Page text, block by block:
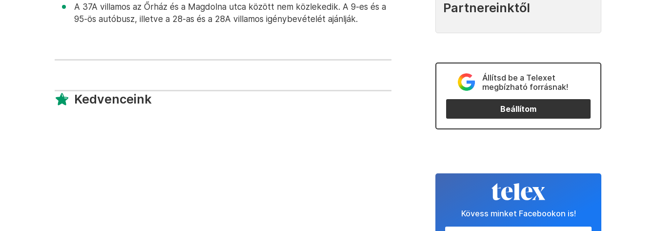
A 37A villamos az Őrház és a Magdolna utca között nem közlekedik. A 9-es és a
95-ös autóbusz, illetve a 28-as és a 28A villamos igénybevételét ajánlják.
Kedvenceink
Partnereinktől
Állítsd be a Telexet
megbízható forrásnak!
Beállítom
Kövess minket Facebookon is!